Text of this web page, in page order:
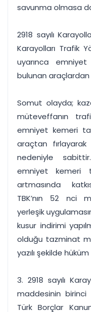
savunma olmasa
2918 sayılı
Karayolları Trafik
uyarınca emniyet
bulunan
Somut olayda;
müteveffanın
emniyet kemeri
araçtan fırlayarak
nedeniyle
emniyet kemeri
artmasında
TBK’nın 52 nci
yerleşik
kusur indirimi
olduğu tazminat
yazılı şekilde
3. 2918 sayılı
maddesinin birinci
Türk Borçlar